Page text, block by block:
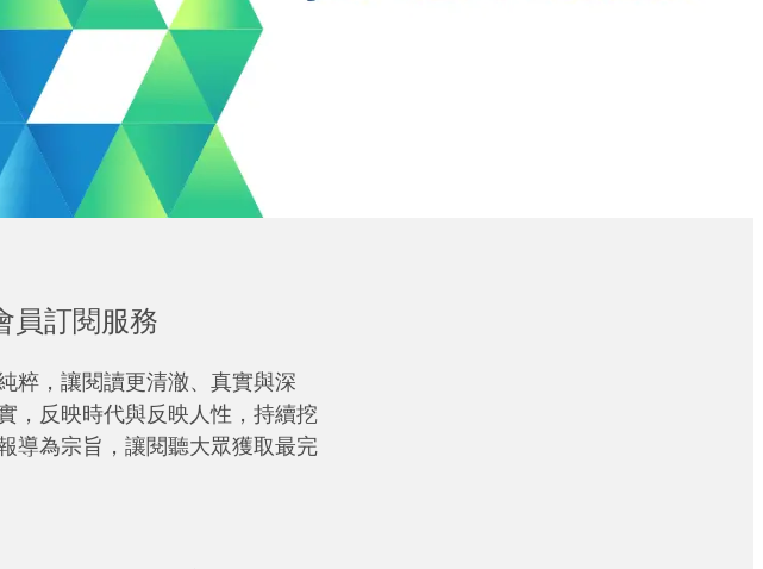
員訂閱服務
粹，讓閱讀更清澈、真實與深
，反映時代與反映人性，持續挖
導為宗旨，讓閱聽大眾獲取最完